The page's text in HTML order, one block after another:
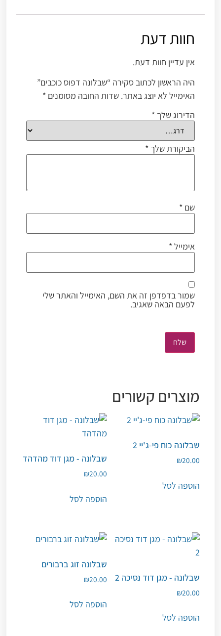
חוות דעת
אין עדיין חוות דעת.
היה הראשון לכתוב סקירה “שבלונה דפוס כוכבים”
האימייל לא יוצג באתר. שדות החובה מסומנים *
הדירוג שלך *
הביקורת שלך *
שם *
אימייל*
שמור בדפדפן זה את השם, האימייל והאתר שלי
לפעם הבאה שאגיב.
מוצרים קשורים
שבלונה כוח פי-ג'יי 2
₪20.00
הוספה לסל
שבלונה - מגן דוד מהדהד
₪20.00
הוספה לסל
שבלונה - מגן דוד נסיכה 2
₪20.00
הוספה לסל
שבלונה זוג ברבורים
₪20.00
הוספה לסל